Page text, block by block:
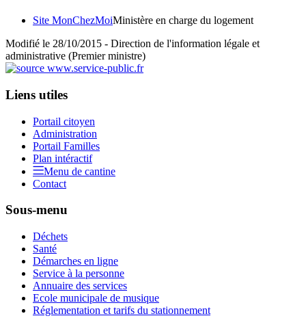
Site MonChezMoiMinistère en charge du logement
Modifié le 28/10/2015 - Direction de l'information légale et
administrative (Premier ministre)
Liens utiles
Portail citoyen
Administration
Portail Familles
Plan intéractif
Menu de cantine
Contact
Sous-menu
Déchets
Santé
Démarches en ligne
Service à la personne
Annuaire des services
Ecole municipale de musique
Réglementation et tarifs du stationnement